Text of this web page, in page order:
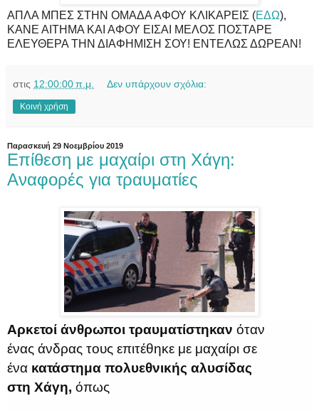
ΑΠΛΑ ΜΠΕΣ ΣΤΗΝ ΟΜΑΔΑ ΑΦΟΥ ΚΛΙΚΑΡΕΙΣ (ΕΔΩ),
ΚΑΝΕ ΑΙΤΗΜΑ ΚΑΙ ΑΦΟΥ ΕΙΣΑΙ ΜΕΛΟΣ ΠΟΣΤΑΡΕ
ΕΛΕΥΘΕΡΑ ΤΗΝ ΔΙΑΦΗΜΙΣΗ ΣΟΥ! ΕΝΤΕΛΩΣ ΔΩΡΕΑΝ!
στις 12:00:00 π.μ. Δεν υπάρχουν σχόλια:
Κοινή χρήση
Παρασκευή 29 Νοεμβρίου 2019
Επίθεση με μαχαίρι στη Χάγη:
Αναφορές για τραυματίες
Αρκετοί άνθρωποι τραυματίστηκαν όταν
ένας άνδρας τους επιτέθηκε με μαχαίρι σε
ένα κατάστημα πολυεθνικής αλυσίδας
στη Χάγη, όπως